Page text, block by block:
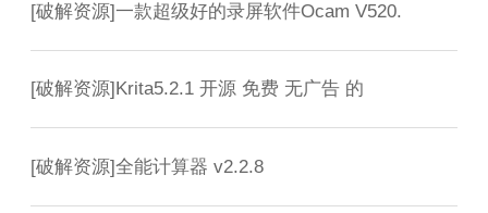
[破解资源]一款超级好的录屏软件Ocam V520.
[破解资源] Krita5.2.1 开源 免费 无广告 的
[破解资源]全能计算器 v2.2.8